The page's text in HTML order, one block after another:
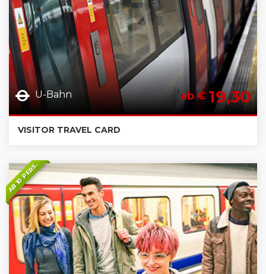
U-Bahn ab €19,30
VISITOR TRAVEL CARD
AB 10 PERS.